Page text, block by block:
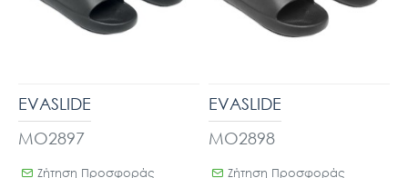
MO2897
EVASLIDE
Ζήτηση Προσφοράς
MO2898
EVASLIDE
Ζήτηση Προσφοράς